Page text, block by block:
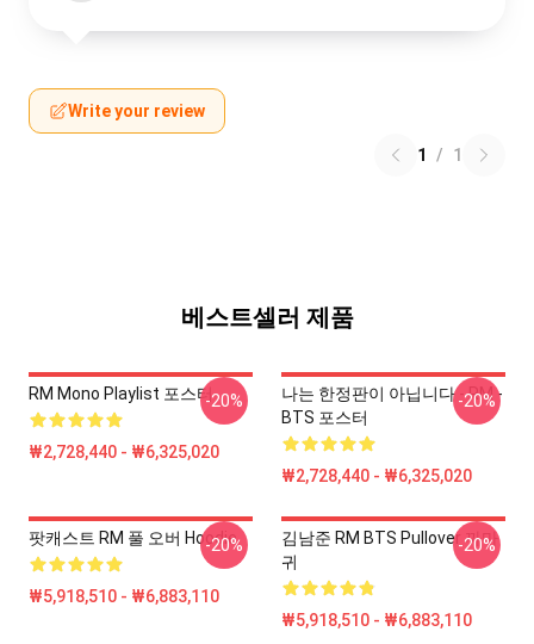
Write your review
1 / 1
베스트셀러 제품
RM Mono Playlist 포스터
₩2,728,440 - ₩6,325,020
-20%
나는 한정판이 아닙니다 - RM -
BTS 포스터
₩2,728,440 - ₩6,325,020
-20%
팟캐스트 RM 풀 오버 Hoodie
₩5,918,510 - ₩6,883,110
-20%
김남준 RM BTS Pullover 까마
귀
₩5,918,510 - ₩6,883,110
-20%